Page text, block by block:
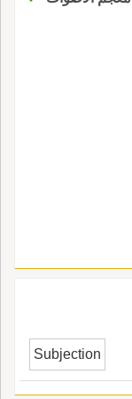
Subjection